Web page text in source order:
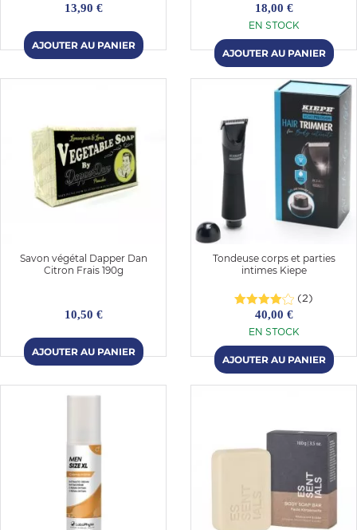
13,90 € 18,00 €
EN STOCK
Savon végétal Dapper Dan
Citron Frais 190g
10,50 €
Tondeuse corps et parties
intimes Kiepe
(2)
40,00 €
EN STOCK